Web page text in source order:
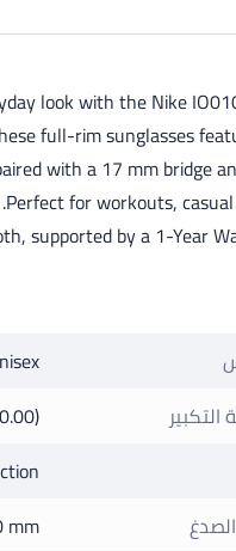
look with the Nike
full-rim sunglasses
with a 17 mm bridge
Perfect for workouts,
supported by a 1-Year
mm